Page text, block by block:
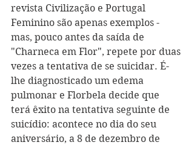
revista Civilização e Portugal
Feminino são apenas exemplos -
mas, pouco antes da saída de
"Charneca em Flor", repete por duas
vezes a tentativa de se suicidar. É-
lhe diagnosticado um edema
pulmonar e Florbela decide que
terá êxito na tentativa seguinte de
suicídio: acontece no dia do seu
aniversário, a 8 de dezembro de